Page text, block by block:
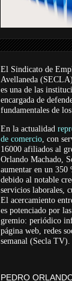
El Sindicato de
Avellaneda
es una de las
encargada de
fundamentales de
En la actualidad
de comercio, con
16000 afiliados al
Orlando Machado,
aumentar en un 350
debido al notable
servicios laborales,
El acercamiento
es potenciado por
gremio: periódico
página web, redes
semanal (Secla TV).
PEDRO